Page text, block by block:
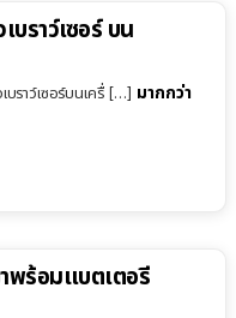
บราว์เซอร์ บน
ราว์เซอร์บนเครื่ […] มากกว่า
พร้อมแบตเตอรี่